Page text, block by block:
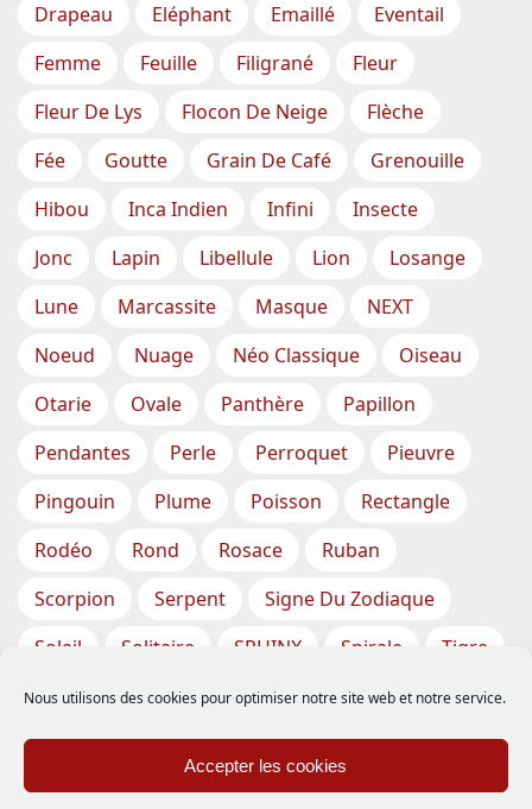
Nous utilisons des cookies pour optimiser notre site web et notre service.
Accepter les cookies
Drapeau
Eléphant Emaillé
Eventail
Femme
Feuille Filigrané
Fleur
Fleur De Lys
Flocon De Neige
Flèche
Fée
Goutte Grain De Café
Grenouille
Hibou
Inca Indien Infini
Insecte
Jonc
Lapin Libellule Lion
Losange
Lune
Marcassite Masque
NEXT
Noeud
Nuage Néo Classique
Oiseau
Otarie
Ovale Panthère
Papillon
Pendantes
Perle Perroquet
Pieuvre
Pingouin
Plume Poisson
Rectangle
Rodéo
Rond Rosace
Ruban
Scorpion
Serpent
Signe Du Zodiaque
Soleil
Solitaire SPHINX Spirale
Tigre
Torsade
Tortue Train
Tresse
Triangle
Trèfle Tête Vase
Étoile
Étoiles De Mer